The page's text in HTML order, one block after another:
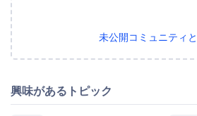
未公開コミュニティ
興味があるトピック